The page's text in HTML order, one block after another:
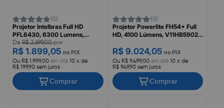
(0)
Projetor Intelbras Full HD
PFL6430, 6300 Lumens,
4290056
De R$ 2.699,00por
R$ 1.899,05 no PIX
Ou R$ 1.999,00 em até 10 x de
R$ 199,90 sem juros
Comprar
(0)
Projetor Powerlite FH54+ Full
HD, 4100 Lúmens, V11HB59021,
R$ 9.024,05 no PIX
Ou R$ 9.499,00em até 10 x de
R$ 949,90 sem juros
Comprar